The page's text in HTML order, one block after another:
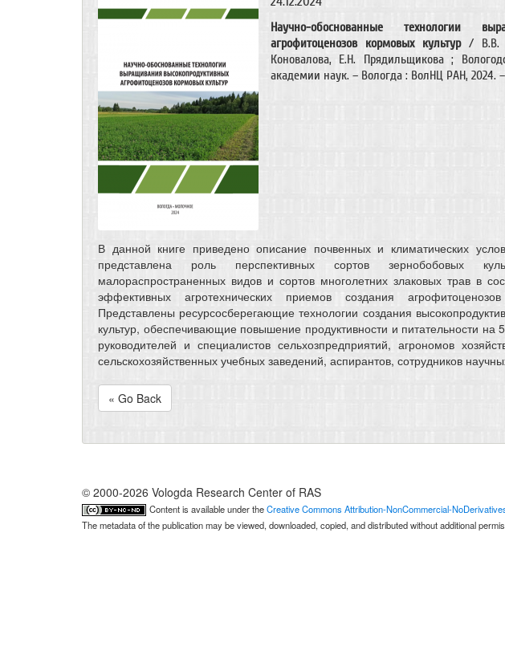
Научно-обоснованные технологии
агрофитоценозов кормовых культур/ В.В.
Коновалова, Е.Н. Прядильщикова ;
академии наук. – Вологда : ВолНЦ РАН, 2024. –
В данной книге приведено описание почвенных и климатических
представлена роль перспективных сортов зернобобовых
малораспространенных видов и сортов многолетних злаковых трав в
эффективных агротехнических приемов создания
Представлены ресурсосберегающие технологии создания
культур, обеспечивающие повышение продуктивности и питательности на
руководителей и специалистов сельхозпредприятий, агрономов
сельскохозяйственных учебных заведений, аспирантов, сотрудников
« Go Back
© 2000-2026 Vologda Research Center of RAS
Content is available under theCreative Commons Attribution-NonCommercial-
The metadata of the publication may be viewed, downloaded, copied, and distributed without additional